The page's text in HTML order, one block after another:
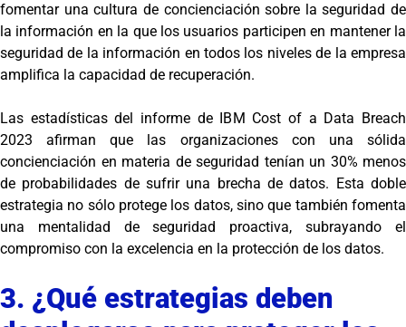
fomentar una cultura de concienciación sobre la seguridad de
la información en la que los usuarios participen en mantener la
seguridad de la información en todos los niveles de la empresa
amplifica la capacidad de recuperación.
Las estadísticas del informe de IBM Cost of a Data Breach
2023 afirman que las organizaciones con una sólida
concienciación en materia de seguridad tenían un 30% menos
de probabilidades de sufrir una brecha de datos. Esta doble
estrategia no sólo protege los datos, sino que también fomenta
una mentalidad de seguridad proactiva, subrayando el
compromiso con la excelencia en la protección de los datos.
3. ¿Qué estrategias deben